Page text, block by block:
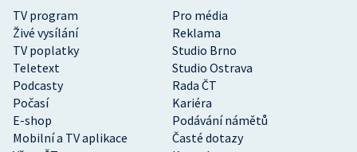
TV program
Pro média
Živé vysílání
Reklama
TV poplatky
Studio Brno
Teletext
Studio Ostrava
Podcasty
Rada ČT
Počasí
Kariéra
E-shop
Podávání námětů
Mobilní a TV aplikace
Časté dotazy